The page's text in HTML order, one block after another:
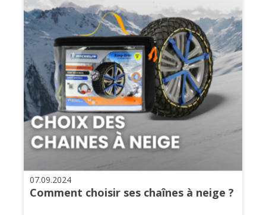
07.09.2024
Comment choisir ses chaînes à neige ?